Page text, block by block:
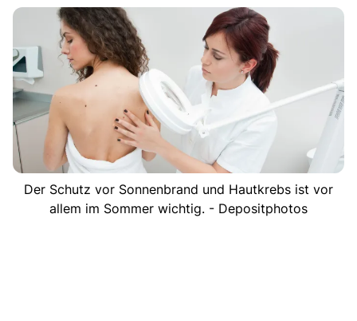
Der Schutz vor Sonnenbrand und Hautkrebs ist vor
allem im Sommer wichtig. - Depositphotos